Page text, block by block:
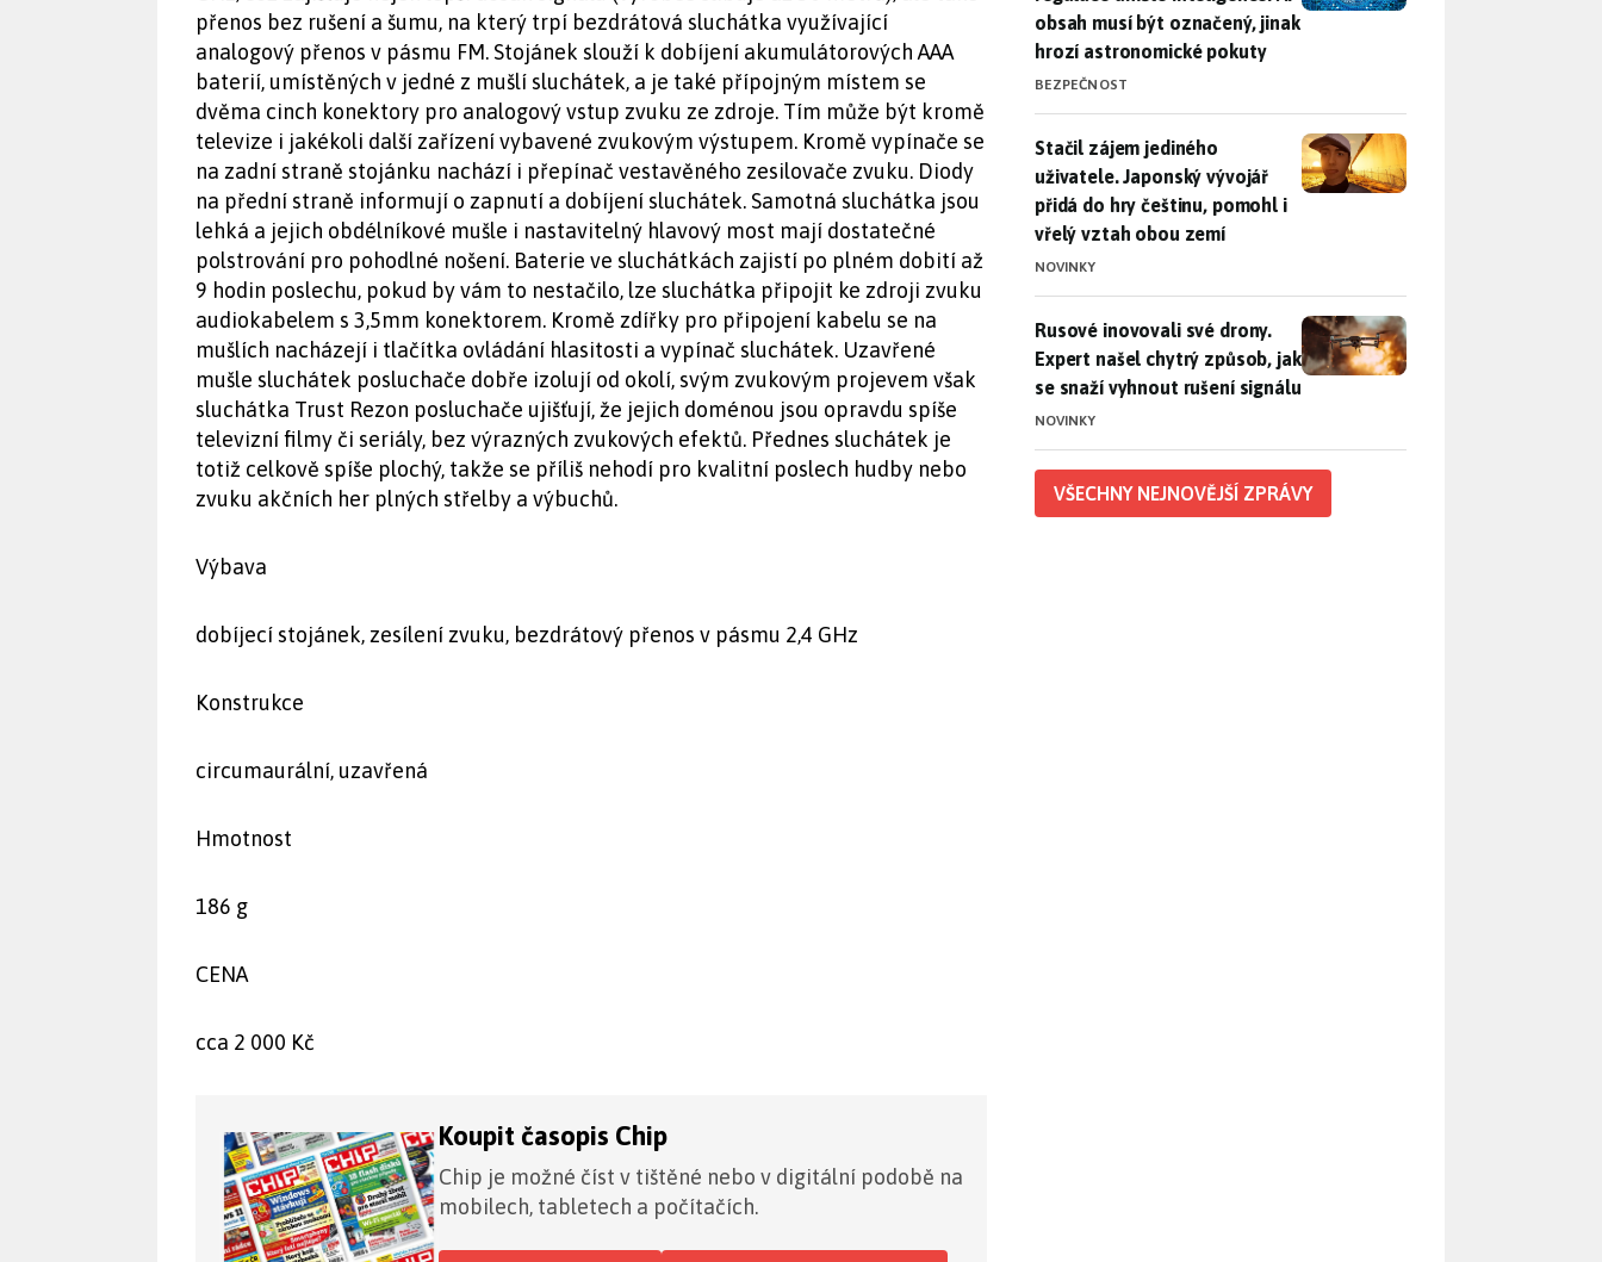
přenos bez rušení a šumu, na který trpí bezdrátová sluchátka využívající
analogový přenos v pásmu FM. Stojánek slouží k dobíjení akumulátorových AAA
baterií, umístěných v jedné z mušlí sluchátek, a je také přípojným místem se
dvěma cinch konektory pro analogový vstup zvuku ze zdroje. Tím může být kromě
televize i jakékoli další zařízení vybavené zvukovým výstupem. Kromě vypínače se
na zadní straně stojánku nachází i přepínač vestavěného zesilovače zvuku. Diody
na přední straně informují o zapnutí a dobíjení sluchátek. Samotná sluchátka jsou
lehká a jejich obdélníkové mušle i nastavitelný hlavový most mají dostatečné
polstrování pro pohodlné nošení. Baterie ve sluchátkách zajistí po plném dobití až
9 hodin poslechu, pokud by vám to nestačilo, lze sluchátka připojit ke zdroji zvuku
audiokabelem s 3,5mm konektorem. Kromě zdířky pro připojení kabelu se na
mušlích nacházejí i tlačítka ovládání hlasitosti a vypínač sluchátek. Uzavřené
mušle sluchátek posluchače dobře izolují od okolí, svým zvukovým projevem však
sluchátka Trust Rezon posluchače ujišťují, že jejich doménou jsou opravdu spíše
televizní filmy či seriály, bez výrazných zvukových efektů. Přednes sluchátek je
totiž celkově spíše plochý, takže se příliš nehodí pro kvalitní poslech hudby nebo
zvuku akčních her plných střelby a výbuchů.
Výbava
dobíjecí stojánek, zesílení zvuku, bezdrátový přenos v pásmu 2,4 GHz
Konstrukce
circumaurální, uzavřená
Hmotnost
186 g
CENA
cca 2 000 Kč
Koupit časopis Chip
Chip je možné číst v tištěné nebo v digitální podobě na
mobilech, tabletech a počítačích.
obsah musí být označený, jinak
hrozí astronomické pokuty
BEZPEČNOST
Stačil zájem jediného uživatele. Japonský vývojář přidá do hry
Stačil zájem jediného
uživatele. Japonský vývojář
přidá do hry češtinu, pomohl i
vřelý vztah obou zemí
NOVINKY
Rusové inovovali své drony. Expert našel chytrý způsob, jak se
Rusové inovovali své drony.
Expert našel chytrý způsob, jak
se snaží vyhnout rušení signálu
NOVINKY
VŠECHNY NEJNOVĚJŠÍ ZPRÁVY